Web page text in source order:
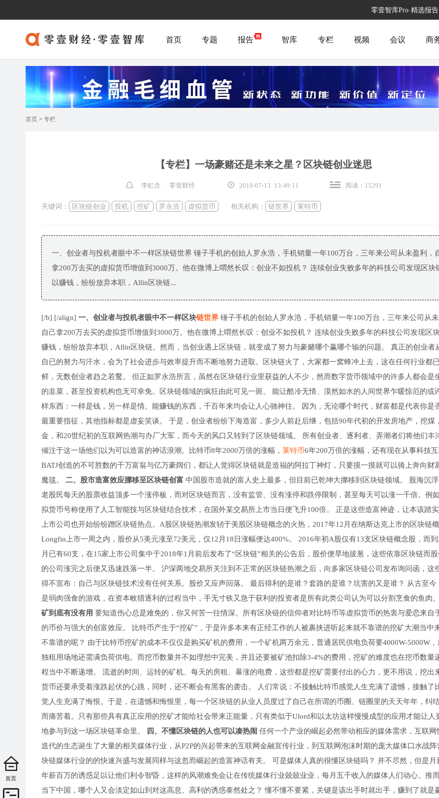
零壹智库Pro·精选报告
首页 专题 报告 智库 专栏 视频 会议 商
首页 > 专栏
【专栏】一场豪赌还是未来之星？区块链创业迷思
李虹含 · 零壹财经 2018-07-13 13:49:11 阅读：15291
关键词： 区块链创业 投机 挖矿 罗永浩 虚拟货币 相关机构： 链世界 莱特币
一、创业者与投机者眼中不一样区块链世界 锤子手机的创始人罗永浩，手机销量一年100万台，三年来公司从未盈利，
拿200万去买的虚拟货币增值到3000万。他在微博上喟然长叹：创业不如投机？ 连续创业失败多年的科技公司发现区块
以赚钱，纷纷放弃本职，Allin区块链...
[/b] [/align] 一、创业者与投机者眼中不一样区块链世界 锤子手机的创始人罗永浩，手机销量一年100万台，三年来公司从未
自己拿200万去买的虚拟货币增值到3000万。他在微博上喟然长叹：创业不如投机？ 连续创业失败多年的科技公司发现区
赚钱，纷纷放弃本职，Allin区块链。然而，当创业遇上区块链，就变成了努力与豪赌哪个赢哪个输的问题。 真正的创业者
自已的努力与汗水，会为了社会进步与效率提升而不断地努力进取。区块链火了，大家都一窝蜂冲上去，这在任何行业都
鲜，无数创业者趋之若鹜。 但正如罗永浩所言，虽然在区块链行业里获益的人不少，然而数字货币领域中的许多人都会是
的韭菜，甚至投资机构也无可幸免。区块链领域的疯狂由此可见一斑。 能让酷冷无情、漠然如水的人间世界乍暖惊厄的或
样东西：一样是钱，另一样是情。能赚钱的东西，千百年来均会让人心驰神往。 因为，无论哪个时代，财富都是代表你是
最重要指征，其他指标都是虚妄笑谈。 于是，创业者纷纷下海造富，多少人前赴后继，包括90年代初的开发房地产，挖煤
金，和20世纪初的互联网热潮与办厂大军，而今天的风口又转到了区块链领域。 所有创业者、逐利者、弄潮者们将他们丰
倾注于这一场他们以为可以造富的神话浪潮。比特币8年2000万倍的涨幅， 莱特币6年200万倍的涨幅，还有现在从事科技
BATJ创造的不可胜数的千万富翁与亿万豪阔们，都让人觉得区块链就是造福的阿拉丁神灯，只要摸一摸就可以骑上奔向财
魔毯。 二、股市造富效应挪移至区块链创富 中国股市造就的富人史上最多，但目前已乾坤大挪移到区块链领域。 股海沉
老股民每天的股票收益顶多一个涨停板，而对区块链而言，没有监管、没有涨停和跌停限制，甚至每天可以涨一千倍。例
拟货币号称使用了人工智能技与区块链结合技术，在国外某交易所上市当日便飞升100倍。 正是这些造富神迹，让本该踏
上市公司也开始纷纷蹭区块链热点。A股区块链热潮发轫于美股区块链概念的火热，2017年12月在纳斯达克上市的区块链
Longfin上市一周之内，股价从5美元涨至72美元，仅12月18日涨幅便达400%。 2016年初A股仅有13支区块链概念股，而
月已有60支，在15家上市公司集中于2018年1月前后发布了“区块链”相关的公告后，股价便旱地拔葱，这些依靠区块链而
的公司涨完之后便又迅速跌落一半。 沪深两地交易所关注到不正常的区块链热潮之后，向多家区块链公司发布询问函，这
得不宣布：自己与区块链技术没有任何关系。股价又应声回落。 最后得利的是谁？套路的是谁？坑害的又是谁？ 从古至今
是弱肉强食的游戏，在资本畋猎逐利的过程当中，手无寸铁又急于获利的投资者是所有此类公司认为可以分割烹食的鱼肉。
矿到底有没有用 要知道伤心总是难免的，你又何苦一往情深。所有区块链的信仰者对比特币等虚拟货币的热衷与爱恋来自
的币价与强大的创富效应。 比特币产生于“挖矿”，于是许多本来有正经工作的人被裹挟进听起来就不靠谱的挖矿大潮当中
不靠谱的呢？ 由于比特币挖矿的成本不仅仅是购买矿机的费用，一个矿机两万余元，普通居民供电负荷要4000W-5000W
独租用场地还需满负荷供电。而挖币数量并不如理想中完美，并且还要被矿池扣除3-4%的费用，挖矿的难度也在挖币数量
程当中不断递增。 流逝的时间、运转的矿机、每天的房租、暴涨的电费，这些都是挖矿需要付出的心力，更不用说，挖出
货币还要承受着涨跌起伏的心跳，同时，还不断会有黑客的袭击。 人们常说：不接触比特币感觉人生充满了遗憾，接触了
觉人生充满了悔恨。于是，在遗憾和悔恨里，每一个区块链的从业人员度过了自己在所谓的币圈、链圈里的天天年年，纠
而痛苦着。只有那些具有真正应用的挖矿才能给社会带来正能量，只有类似于Ulord和以太坊这样慢慢成型的应用才能让人
地参与到这一场区块链革命里。
四、不懂区块链的人也可以凑热闹 任何一个产业的崛起必然带动相应的媒体需求，互联网
迭代的生态诞生了大量的相关媒体行业，从P2P的兴起带来的互联网金融宣传行业，到互联网泡沫时期的庞大媒体口水战阵
块链媒体行业的的快速兴盛与发展同样与这忽而崛起的造富神话有关。 可是媒体人真的很懂区块链吗？ 并不尽然，但是月
年薪百万的诱惑足以让他们利令智昏，这样的风潮难免会让在传统媒体行业兢兢业业，每月五千收入的媒体人们动心。推而
当下中国，哪个人又会淡定如山到对这高息、高利的诱惑泰然处之？ 懂不懂不要紧，关键是该出手时就出手，赚到了就是
首页